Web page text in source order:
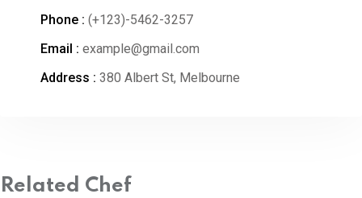
Phone : (+123)-5462-3257
Email : example@gmail.com
Address : 380 Albert St, Melbourne
Related Chef